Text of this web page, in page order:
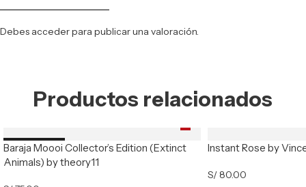
Debes accederpara publicar una valoración.
Productos relacionados
Nuevo
Baraja Moooi Collector’s Edition (Extinct
Animals) by theory11
Instant Rose by
S/80.00